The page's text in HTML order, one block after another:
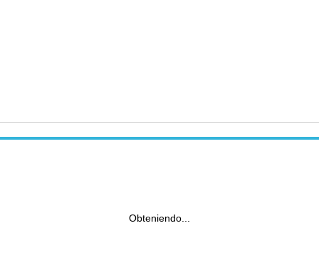
Obteniendo...